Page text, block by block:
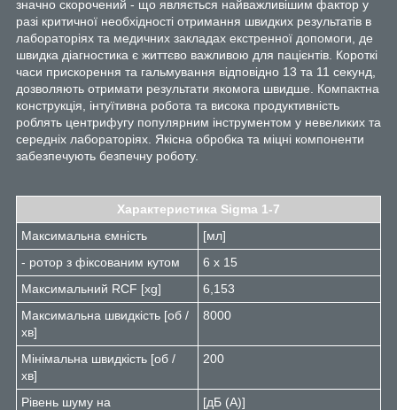
значно скорочений - що являється найважливішим фактор у
разі критичної необхідності отримання швидких результатів в
лабораторіях та медичних закладах екстренної допомоги, де
швидка діагностика є життєво важливою для пацієнтів. Короткі
часи прискорення та гальмування відповідно 13 та 11 секунд,
дозволяють отримати результати якомога швидше. Компактна
конструкція, інтуїтивна робота та висока продуктивність
роблять центрифугу популярним інструментом у невеликих та
середніх лабораторіях. Якісна обробка та міцні компоненти
забезпечують безпечну роботу.
Характеристика Sigma 1-7
Максимальна ємність
[мл]
- ротор з фіксованим кутом
6 х 15
Максимальний RCF [xg]
6,153
Максимальна швидкість [об /
хв]
8000
Мінімальна швидкість [об /
хв]
200
Рівень шуму на
[дБ (А)]